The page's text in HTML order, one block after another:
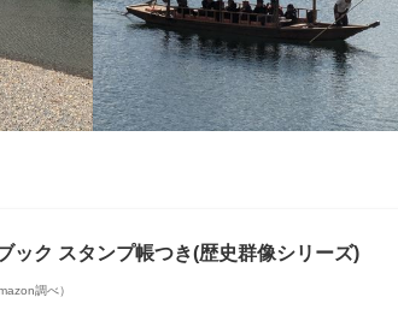
ック スタンプ帳つき(歴史群像シリーズ)
調べ）